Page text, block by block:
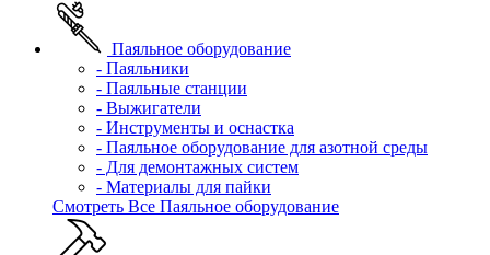
Паяльное оборудование
- Паяльники
- Паяльные станции
- Выжигатели
- Инструменты и оснастка
- Паяльное оборудование для азотной среды
- Для демонтажных систем
- Материалы для пайки
Смотреть Все Паяльное оборудование